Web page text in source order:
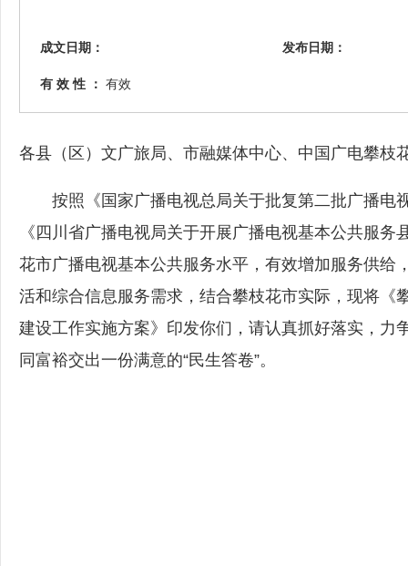
成文日期： 发布日期：
有 效 性 ： 有效
各县（区）文广旅局、市融媒体中心、中国广电攀枝
按照《国家广播电视总局关于批复第二批广播电
《四川省广播电视局关于开展广播电视基本公共服
花市广播电视基本公共服务水平，有效增加服务供给
活和综合信息服务需求，结合攀枝花市实际，现将《
建设工作实施方案》印发你们，请认真抓好落实，力
同富裕交出一份满意的“民生答卷”。